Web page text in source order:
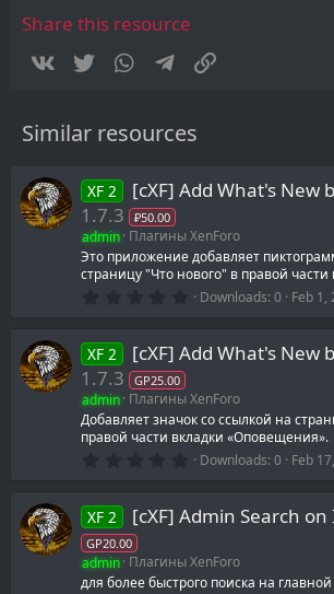
Share this resource
Vkontakte
Twitter WhatsAppTelegram
Similar resources
XF 2
[cXF] Add What's New
1.7.3
₽50.00
admin Плагины XenForo
Это приложение добавляет
страницу "Что нового" в правой
0
s
r
(
s
Downloads 0 Feb 1,
XF 2
[cXF] Add What's New
1.7.3
GP25.00
admin Плагины XenForo
Добавляет значок со ссылкой на
правой части вкладки «Оповещения».
0
s
r
(
Downloads 0 Feb
XF 2 [cXF] Admin Search
GP20.00
admin Плагины XenForo
для более быстрого поиска на